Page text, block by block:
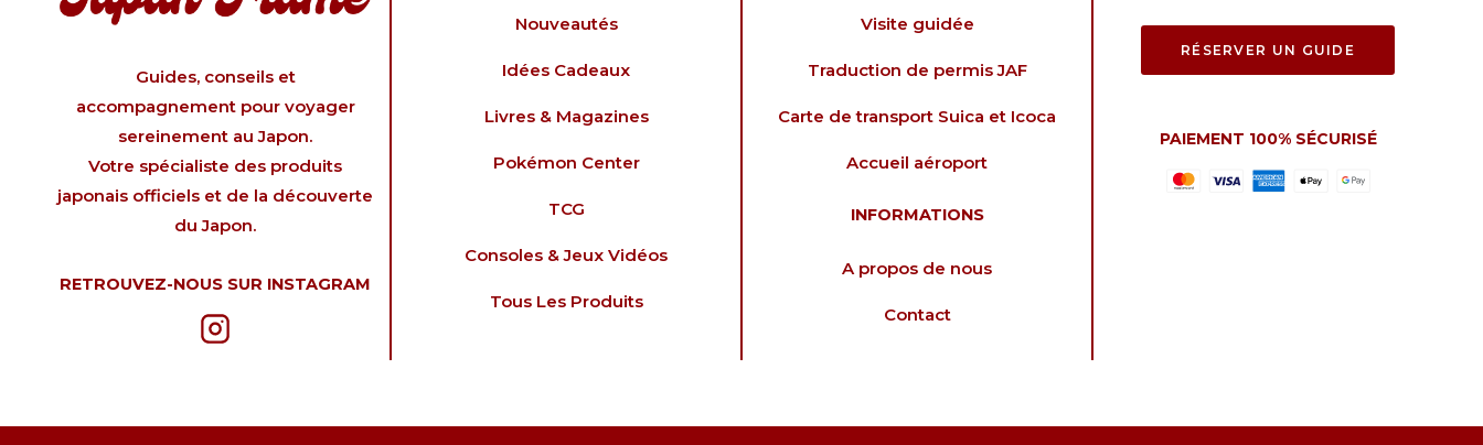
Guides, conseils et
accompagnement pour voyager
sereinement au Japon.
Votre spécialiste des produits
japonais officiels et de la découverte
du Japon.
RETROUVEZ-NOUS SUR INSTAGRAM
Nouveautés
Idées Cadeaux
Livres & Magazines
Pokémon Center
TCG
Consoles & Jeux Vidéos
Tous Les Produits
Visite guidée
Traduction de permis JAF
Carte de transport Suica et Icoca
Accueil aéroport
INFORMATIONS
A propos de nous
Contact
RÉSERVER UN GUIDE
PAIEMENT 100% SÉCURISÉ